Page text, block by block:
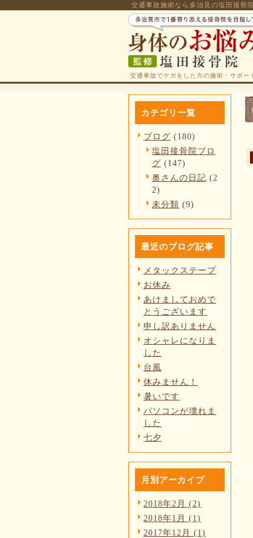
交通事故施術なら多治見の塩田接骨
交通事故でケガをした方の施術・サポー
カテゴリ一覧
ブログ (180)
塩田接骨院ブロ
グ (147)
奥さんの日記 (2
2)
未分類 (9)
最近のブログ記事
メタックステープ
お休み
あけましておめで
とうございます
申し訳ありません
オシャレになりま
した
台風
休みません！
暑いです
パソコンが壊れま
した
七夕
月別アーカイブ
2018年2月 (2)
2018年1月 (1)
2017年12月 (1)